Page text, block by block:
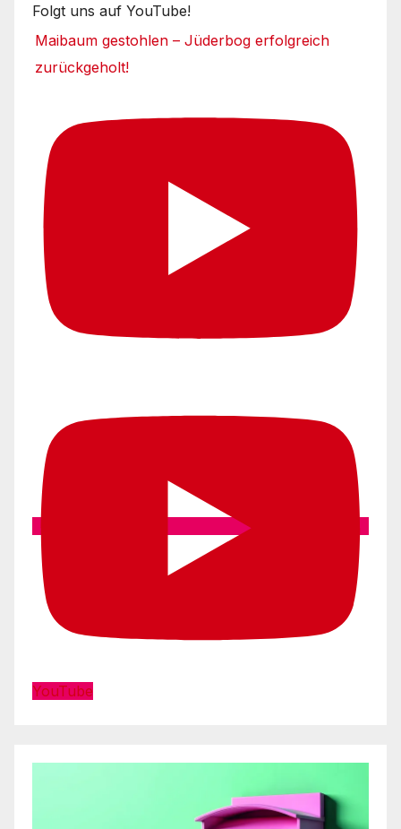
Folgt uns auf YouTube!
Maibaum gestohlen – Jüderbog erfolgreich
zurückgeholt!
YouTube